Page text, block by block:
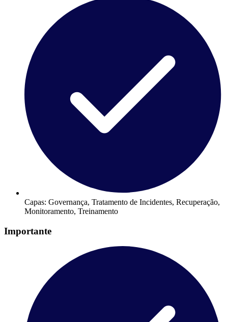
Capas: Governança, Tratamento de Incidentes, Recuperação,
Monitoramento, Treinamento
Importante